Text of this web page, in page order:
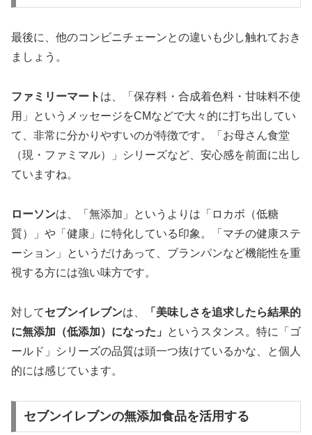
最後に、他のコンビニチェーンとの違いも少し触れておき
ましょう。
ファミリーマート は、「保存料・合成着色料・甘味料不使
用」というメッセージをCMなどで大々的に打ち出してい
て、非常に分かりやすいのが特徴です。「お母さん食堂
（現・ファミマル）」シリーズなど、安心感を前面に出し
ていますね。
ローソンは、「無添加」というよりは「ロカボ（低糖
質）」や「健康」に特化している印象。「マチの健康ステ
ーション」というだけあって、ブランパンなど機能性を重
視する方には強い味方です。
対してセブンイレブンは、
「美味しさを追求したら結果的
に無添加（低添加）になった」
というスタンス。特に「ゴ
ールド」シリーズの品質は頭一つ抜けているかな、と個人
的には感じています。
セブンイレブンの無添加食品を活用する